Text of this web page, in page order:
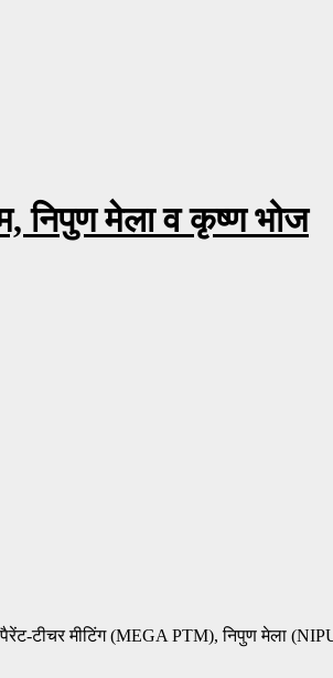
निपुण मेला व कृष्ण भोज
टीचर मीटिंग (MEGA PTM), निपुण मेला